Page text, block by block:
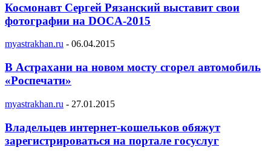
Космонавт Сергей Рязанский выставит свои
фотографии на DOCA-2015
myastrakhan.ru - 06.04.2015
В Астрахани на новом мосту сгорел автомобиль
«Роспечати»
myastrakhan.ru - 27.01.2015
Владельцев интернет-кошельков обяжут
зарегистрироваться на портале госуслуг